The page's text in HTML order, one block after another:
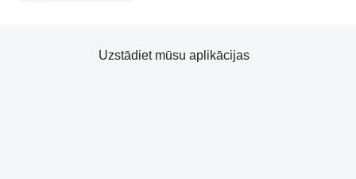
Uzstādiet mūsu aplikācijas